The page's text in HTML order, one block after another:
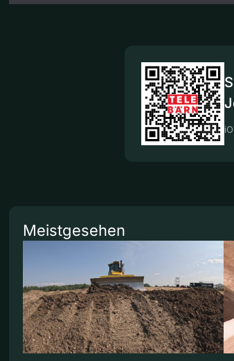
Meistgesehen